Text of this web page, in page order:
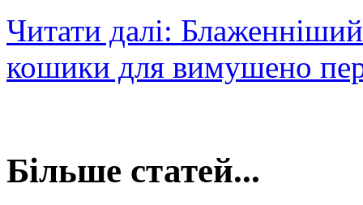
Читати далі:
кошики для вимушено
Більше статей...